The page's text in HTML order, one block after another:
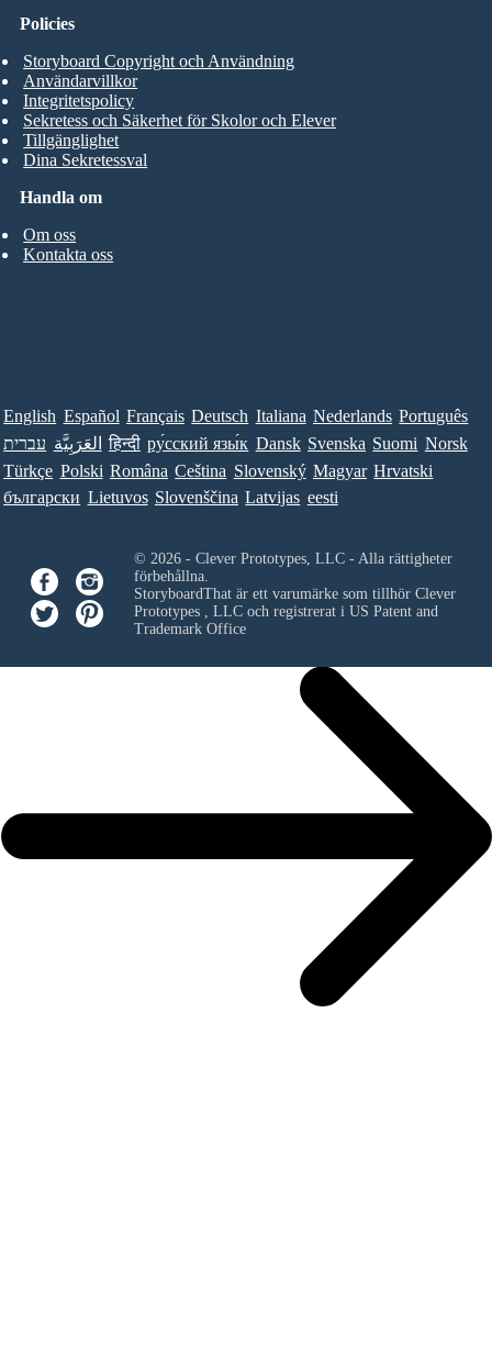
Handla om
Om oss
Kontakta oss
Policies
Storyboard Copyright och Användning
Användarvillkor
Integritetspolicy
Sekretess och Säkerhet för Skolor och Elever
Tillgänglighet
Dina Sekretessval
English Español Français Deutsch Italiana Nederlands Português
עברית العَرَبِيَّة हिन्दी ру́сский язы́к Dansk Svenska Suomi Norsk
Türkçe Polski Româna Ceština Slovenský Magyar Hrvatski
български Lietuvos Slovenščina Latvijas eesti
© 2026 - Clever Prototypes, LLC - Alla rättigheter
förbehållna.
StoryboardThat är ett varumärke som tillhör Clever
Prototypes , LLCoch registrerat i US Patent and
Trademark Office